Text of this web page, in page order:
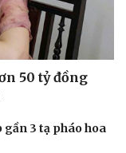
50 tỷ đồng
3 tạ pháo hoa